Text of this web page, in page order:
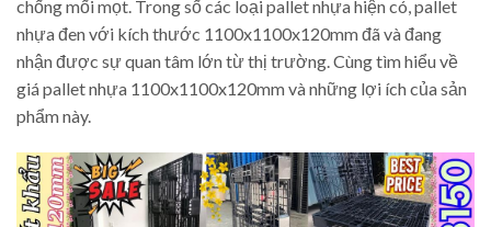
chống mối mọt. Trong số các loại pallet nhựa hiện có, pallet
nhựa đen với kích thước 1100x1100x120mm đã và đang
nhận được sự quan tâm lớn từ thị trường. Cùng tìm hiểu về
giá pallet nhựa 1100x1100x120mm và những lợi ích của sản
phẩm này.